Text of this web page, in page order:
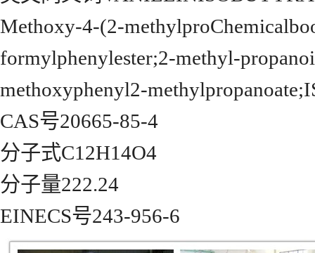
Methoxy-4-(2-
formylphenylester;2-methyl-
methoxyphenyl2-
CAS号20665-85-4
分子式C12H14O4
分子量222.24
EINECS号243-956-6